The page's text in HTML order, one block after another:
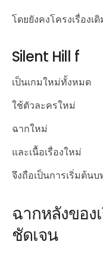
โดยยังคงโครงเรื่องเดิ
Silent Hill f
เป็นเกมใหม่ทั้งหมด
ใช้ตัวละครใหม่
ฉากใหม่
และเนื้อเรื่องใหม่
จึงถือเป็นการเริ่มต้น
ฉากหลังของ
ชัดเจน